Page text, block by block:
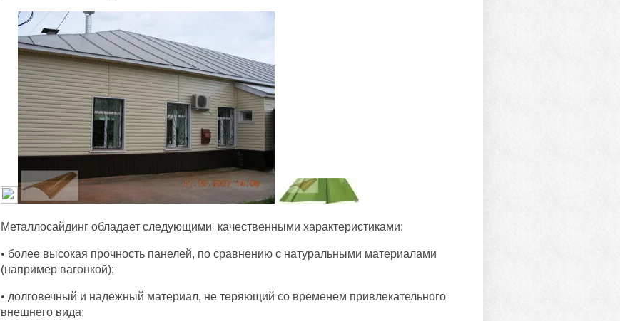
Металлосайдинг обладает следующими качественными характеристиками:
• более высокая прочность панелей, по сравнению с натуральными материалами
(например вагонкой);
• долговечный и надежный материал, не теряющий со временем привлекательного
внешнего вида;